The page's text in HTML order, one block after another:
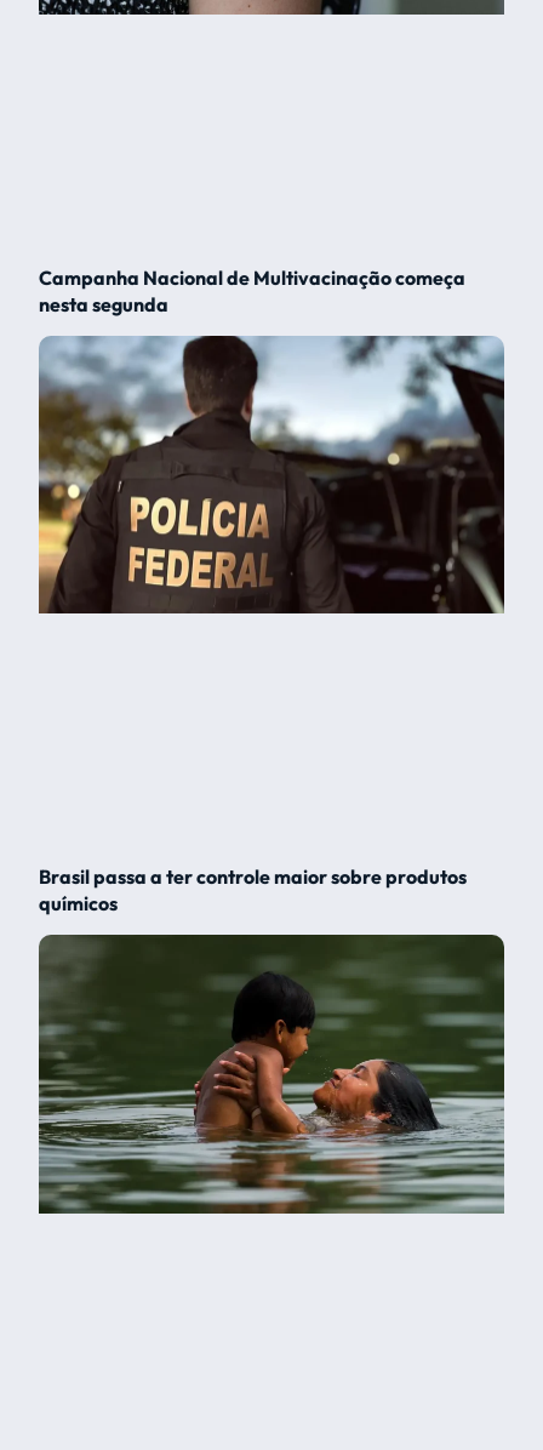
Campanha Nacional de Multivacinação começa
nesta segunda
Brasil passa a ter controle maior sobre produtos
químicos